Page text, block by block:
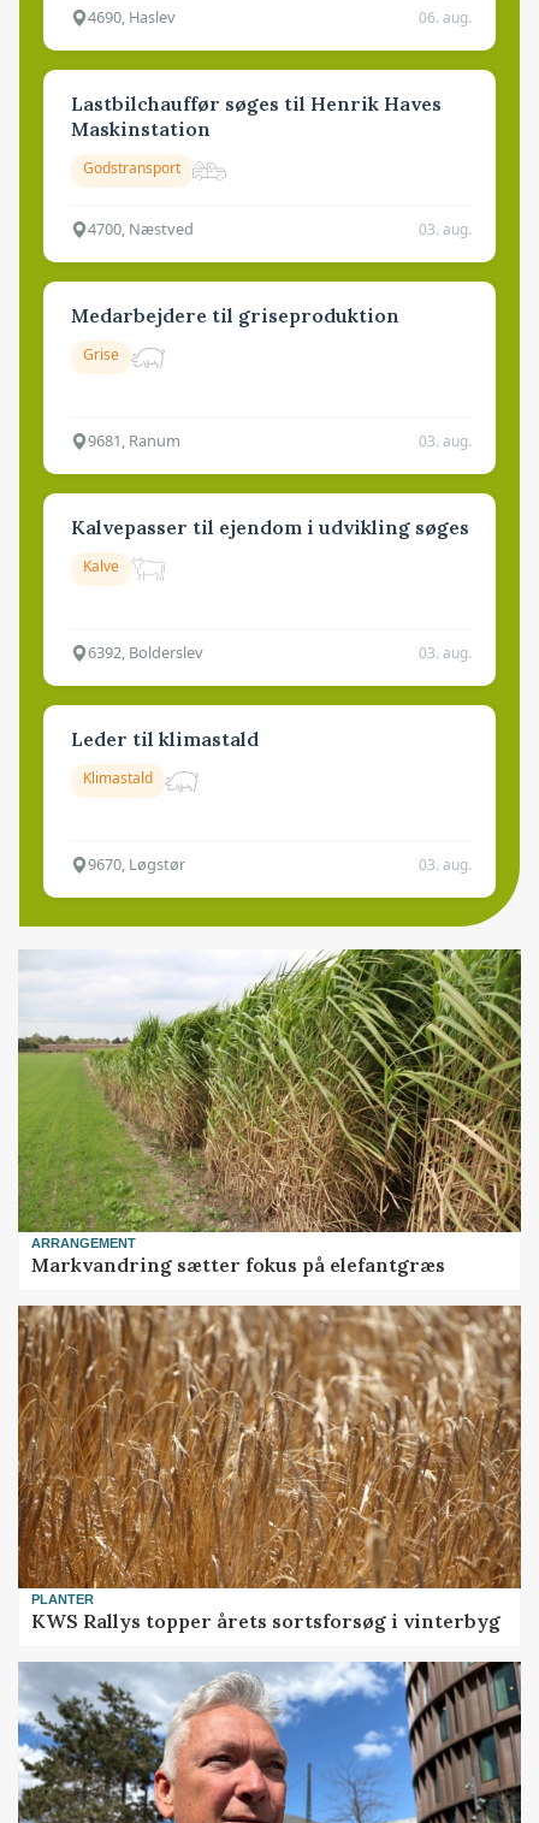
4690, Haslev 06. aug.
Lastbilchauffør søges til Henrik Haves
Maskinstation
Godstransport
4700, Næstved 03. aug.
Medarbejdere til griseproduktion
Grise
9681, Ranum 03. aug.
Kalvepasser til ejendom i udvikling søges
Kalve
6392, Bolderslev 03. aug.
Leder til klimastald
Klimastald
9670, Løgstør 03. aug.
ARRANGEMENT
Markvandring sætter fokus på elefantgræs
PLANTER
KWS Rallys topper årets sortsforsøg i vinterbyg